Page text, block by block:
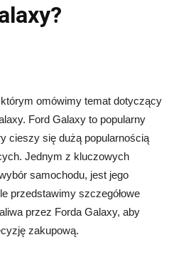
omówimy temat dotyczący
Ford Galaxy to popularny
cieszy się dużą popularnością
Jednym z kluczowych
samochodu, jest jego
przedstawimy szczegółowe
przez Forda Galaxy, aby
zakupową.